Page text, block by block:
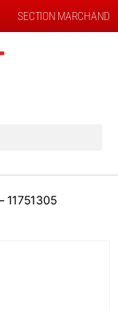
SECTION MARCHAND
11751305